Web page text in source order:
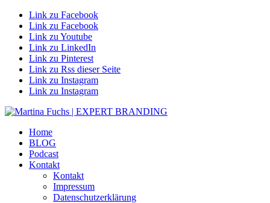
Link zu Facebook
Link zu Facebook
Link zu Youtube
Link zu LinkedIn
Link zu Pinterest
Link zu Rss dieser Seite
Link zu Instagram
Link zu Instagram
Home
BLOG
Podcast
Kontakt
Kontakt
Impressum
Datenschutzerklärung